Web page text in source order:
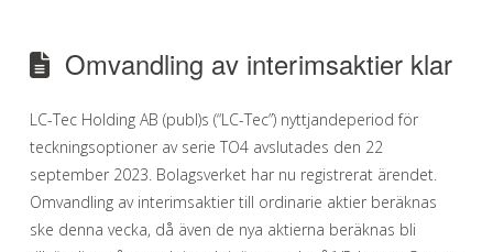
Omvandling av interimsaktier klar
LC-Tec Holding AB (publ)s (“LC-Tec”) nyttjandeperiod för
teckningsoptioner av serie TO4 avslutades den 22
september 2023. Bolagsverket har nu registrerat ärendet.
Omvandling av interimsaktier till ordinarie aktier beräknas
ske denna vecka, då även de nya aktierna beräknas bli